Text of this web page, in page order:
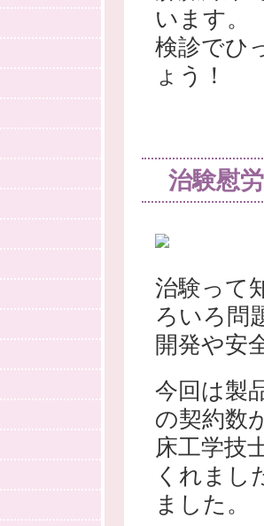
います。
検診でひ
ょう！
治験慰
治験って
ろいろ問
開発や安
今回は製
の契約数
床工学技
くれまし
ました。